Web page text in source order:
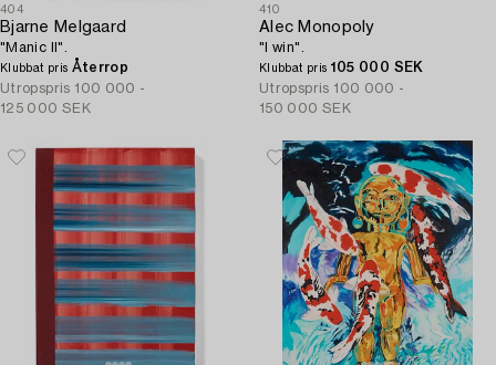
404
Bjarne Melgaard
"Manic II".
Klubbat pris Återrop
Utropspris 100 000 -
125 000 SEK
410
Alec Monopoly
"I win".
Klubbat pris 105 000 SEK
Utropspris 100 000 -
150 000 SEK